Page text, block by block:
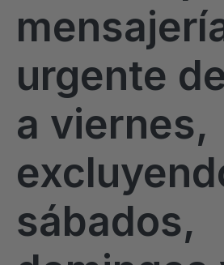
urgente
a viernes,
sábados,